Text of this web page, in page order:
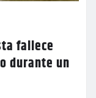
fallece
durante un